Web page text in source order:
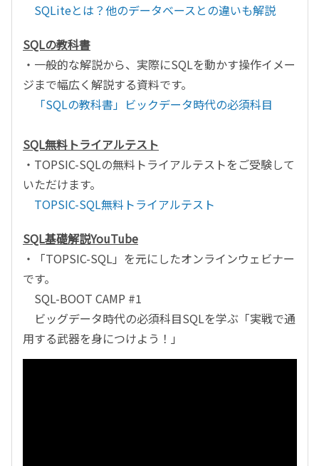
SQLiteとは？他のデータベースとの違いも解説
SQLの教科書
・一般的な解説から、実際にSQLを動かす操作イメー
ジまで幅広く解説する資料です。
「SQLの教科書」ビックデータ時代の必須科目
SQL無料トライアルテスト
・TOPSIC-SQLの無料トライアルテストをご受験して
いただけます。
TOPSIC-SQL無料トライアルテスト
SQL基礎解説YouTube
・「TOPSIC-SQL」を元にしたオンラインウェビナー
です。
SQL-BOOT CAMP #1
ビッグデータ時代の必須科目SQLを学ぶ「実戦で通
用する武器を身につけよう！」